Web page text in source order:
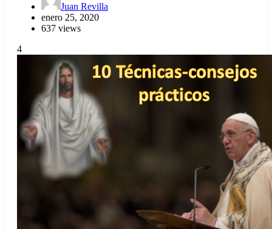
Juan Revilla
enero 25, 2020
637 views
4